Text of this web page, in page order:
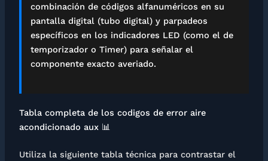
combinación de códigos alfanuméricos en su
pantalla digital (tubo digital) y parpadeos
específicos en los indicadores LED (como el de
temporizador o Timer) para señalar el
componente exacto averiado.
Tabla completa de los codigos de error aire
acondicionado aux 📊
Utiliza la siguiente tabla técnica para contrastar el